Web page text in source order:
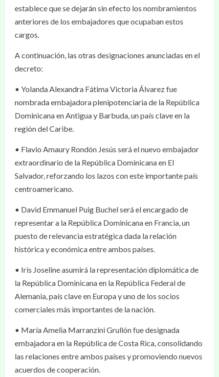
establece que se dejarán sin efecto los nombramientos
anteriores de los embajadores que ocupaban estos
cargos.
A continuación, las otras designaciones anunciadas en el
decreto:
• Yolanda Alexandra Fátima Victoria Álvarez fue
nombrada embajadora plenipotenciaria de la República
Dominicana en Antigua y Barbuda, un país clave en la
región del Caribe.
• Flavio Amaury Rondón Jesús será el nuevo embajador
extraordinario de la República Dominicana en El
Salvador, reforzando los lazos con este importante país
centroamericano.
• David Emmanuel Puig Buchel será el encargado de
representar a la República Dominicana en Francia, un
puesto de relevancia estratégica dada la relación
histórica y económica entre ambos países.
• Iris Joseline asumirá la representación diplomática de
la República Dominicana en la República Federal de
Alemania, país clave en Europa y uno de los socios
comerciales más importantes de la nación.
• María Amelia Marranzini Grullón fue designada
embajadora en la República de Costa Rica, consolidando
las relaciones entre ambos países y promoviendo nuevos
acuerdos de cooperación.